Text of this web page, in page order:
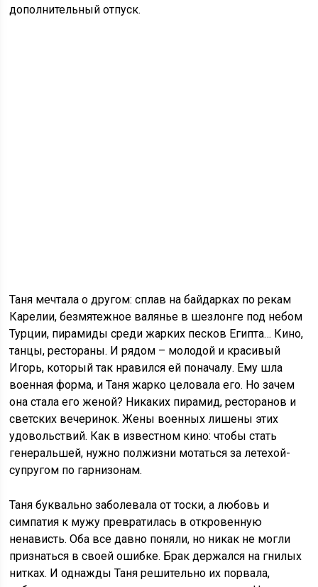
дополнительный отпуск.
Таня мечтала о другом: сплав на байдарках по рекам
Карелии, безмятежное валянье в шезлонге под небом
Турции, пирамиды среди жарких песков Египта… Кино,
танцы, рестораны. И рядом – молодой и красивый
Игорь, который так нравился ей поначалу. Ему шла
военная форма, и Таня жарко целовала его. Но зачем
она стала его женой? Никаких пирамид, ресторанов и
светских вечеринок. Жены военных лишены этих
удовольствий. Как в известном кино: чтобы стать
генеральшей, нужно полжизни мотаться за летехой-
супругом по гарнизонам.
Таня буквально заболевала от тоски, а любовь и
симпатия к мужу превратилась в откровенную
ненависть. Оба все давно поняли, но никак не могли
признаться в своей ошибке. Брак держался на гнилых
нитках. И однажды Таня решительно их порвала,